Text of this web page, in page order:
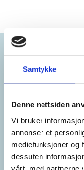
Samtykke
Denne nettsiden
Vi bruker
annonser et
mediefunksjoner og
dessuten
vårt, med partnerne